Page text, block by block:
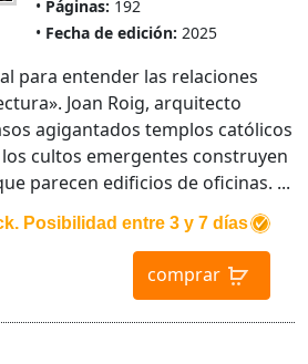
Páginas: 192
Fecha de edición: 2025
Posibilidad entre 3 y 7 días
comprar
para entender las relaciones
Joan Roig, arquitecto
agigantados templos católicos
cultos emergentes construyen
parecen edificios de oficinas. ...